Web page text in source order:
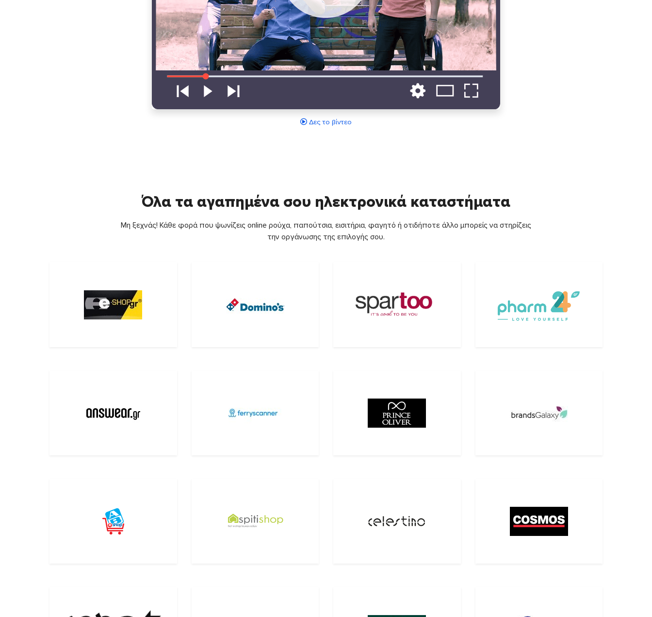
Δες το βίντεο
Όλα τα αγαπημένα σου ηλεκτρονικά καταστήματα
Μη ξεχνάς! Κάθε φορά που ψωνίζεις online ρούχα, παπούτσια, εισιτήρια, φαγητό ή οτιδήποτε άλλο μπορείς να στηρίζεις
την οργάνωσης της επιλογής σου.